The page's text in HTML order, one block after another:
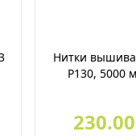
Нитки
P130, 5000
230.00